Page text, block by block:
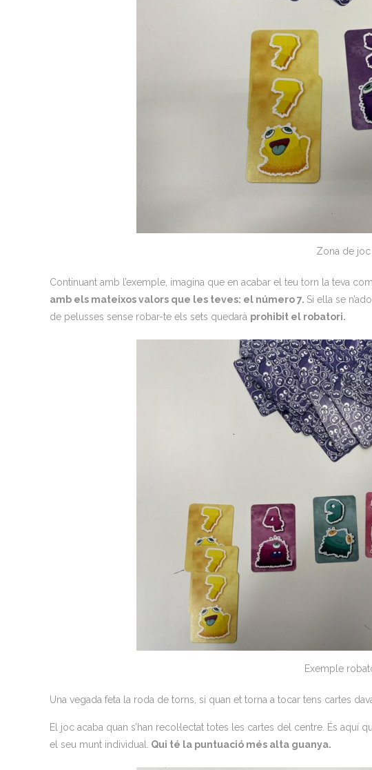
Zona de joc
Continuant amb l’exemple, imagina que en acabar el teu torn la teva
amb els mateixos valors que les teves: el número 7. Si ella se
de pelusses sense robar-te els sets quedarà prohibit el robatori.
Exemple
Una vegada feta la roda de torns, si quan et torna a tocar tens cartes
El joc acaba quan s’han recol·lectat totes les cartes del centre. És
el seu munt individual.
Qui té la puntuació més alta guanya.